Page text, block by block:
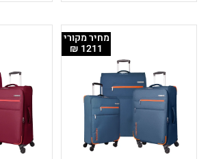
מחיר מקורי
1211 ₪